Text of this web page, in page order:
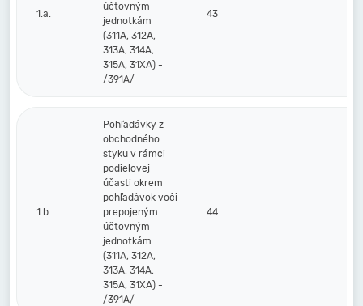
1.a.
účtovným
jednotkám
(311A, 312A,
313A, 314A,
315A, 31XA) -
/391A/
43
1.b.
Pohľadávky z
obchodného
styku v rámci
podielovej
účasti okrem
pohľadávok voči
prepojeným
účtovným
jednotkám
(311A, 312A,
313A, 314A,
315A, 31XA) -
/391A/
44